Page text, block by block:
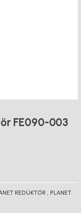
FE090-003
REDÜKTÖR , PLANET